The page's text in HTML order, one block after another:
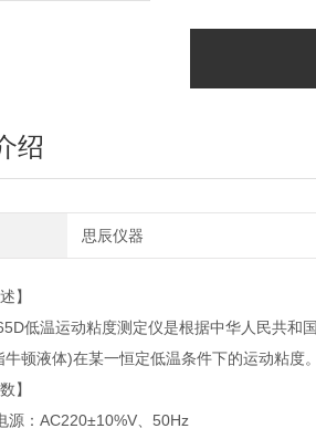
绍
思辰仪器
】
低温运动粘度测定仪是根据中华人民共和
顿液体)在某一恒定低温条件下的运动粘度。
】
源：AC220±10%V、50Hz